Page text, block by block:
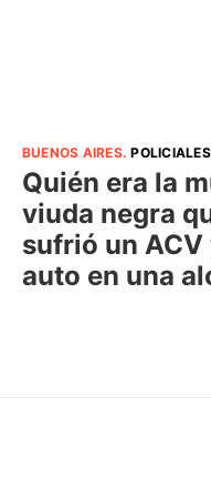
BUENOS AIRES.POLICIALES
Quién era la
viuda negra
sufrió un
auto en una